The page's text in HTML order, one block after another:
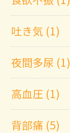
吐き気 (1)
夜間多尿 (1)
高血圧 (1)
背部痛 (5)